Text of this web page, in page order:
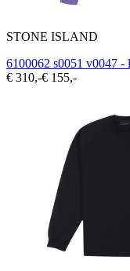
STONE ISLAND
6100062 s0051 v0047 -
€ 310,-€ 155,-